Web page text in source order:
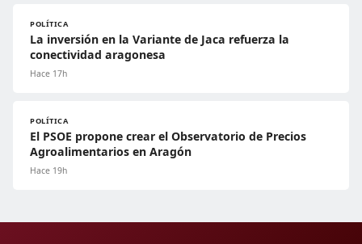
POLÍTICA
La inversión en la Variante de Jaca refuerza la
conectividad aragonesa
Hace 17h
POLÍTICA
El PSOE propone crear el Observatorio de Precios
Agroalimentarios en Aragón
Hace 19h